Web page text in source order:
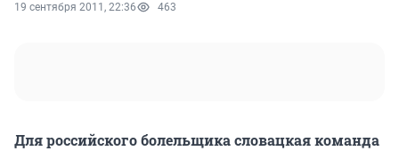
19 сентября 2011, 22:36 463
Для российского болельщика словацкая команда